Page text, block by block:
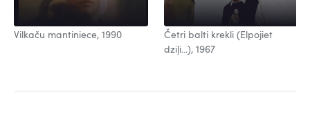
Vilkaču mantiniece, 1990
Četri balti krekli (Elpojiet
dziļi...), 1967